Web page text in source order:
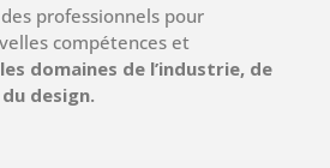
performance et la
réactivité
professionnels pour
compétences et
les domaines de l’industrie, de
design.